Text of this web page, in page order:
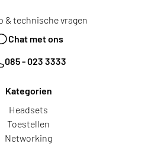
& technische vragen
Chat met ons
085 - 023 3333
Kategorien
Headsets
Toestellen
Networking